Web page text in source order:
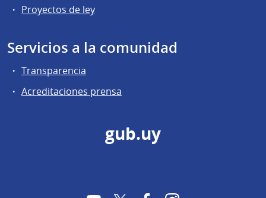
Proyectos de ley
Servicios a la comunidad
Transparencia
Acreditaciones prensa
gub.uy